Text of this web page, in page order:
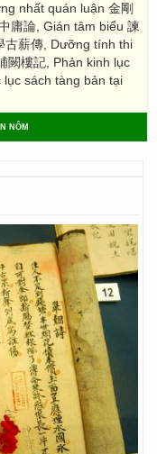
nhất quán luận 金剛
庸論, Gián tâm biểu 諫
古薪傳, Dưỡng tính thi
闕樓記, Phản kinh lục
sách tàng bản tại
NÔM